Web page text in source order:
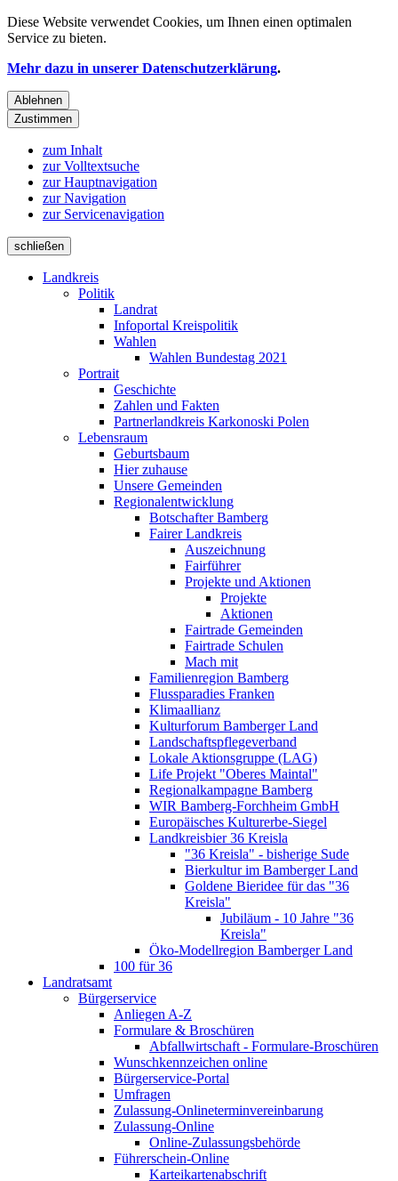
Diese Website verwendet Cookies, um Ihnen einen optimalen
Service zu bieten.
Mehr dazu in unserer Datenschutzerklärung.
Ablehnen
Zustimmen
zum Inhalt
zur Volltextsuche
zur Hauptnavigation
zur Navigation
zur Servicenavigation
schließen
Landkreis
Politik
Landrat
Infoportal Kreispolitik
Wahlen
Wahlen Bundestag 2021
Portrait
Geschichte
Zahlen und Fakten
Partnerlandkreis Karkonoski Polen
Lebensraum
Geburtsbaum
Hier zuhause
Unsere Gemeinden
Regionalentwicklung
Botschafter Bamberg
Fairer Landkreis
Auszeichnung
Fairführer
Projekte und Aktionen
Projekte
Aktionen
Fairtrade Gemeinden
Fairtrade Schulen
Mach mit
Familienregion Bamberg
Flussparadies Franken
Klimaallianz
Kulturforum Bamberger Land
Landschaftspflegeverband
Lokale Aktionsgruppe (LAG)
Life Projekt "Oberes Maintal"
Regionalkampagne Bamberg
WIR Bamberg-Forchheim GmbH
Europäisches Kulturerbe-Siegel
Landkreisbier 36 Kreisla
"36 Kreisla" - bisherige Sude
Bierkultur im Bamberger Land
Goldene Bieridee für das "36
Kreisla"
Jubiläum - 10 Jahre "36
Kreisla"
Öko-Modellregion Bamberger Land
100 für 36
Landratsamt
Bürgerservice
Anliegen A-Z
Formulare & Broschüren
Abfallwirtschaft - Formulare-Broschüren
Wunschkennzeichen online
Bürgerservice-Portal
Umfragen
Zulassung-Onlineterminvereinbarung
Zulassung-Online
Online-Zulassungsbehörde
Führerschein-Online
Karteikartenabschrift